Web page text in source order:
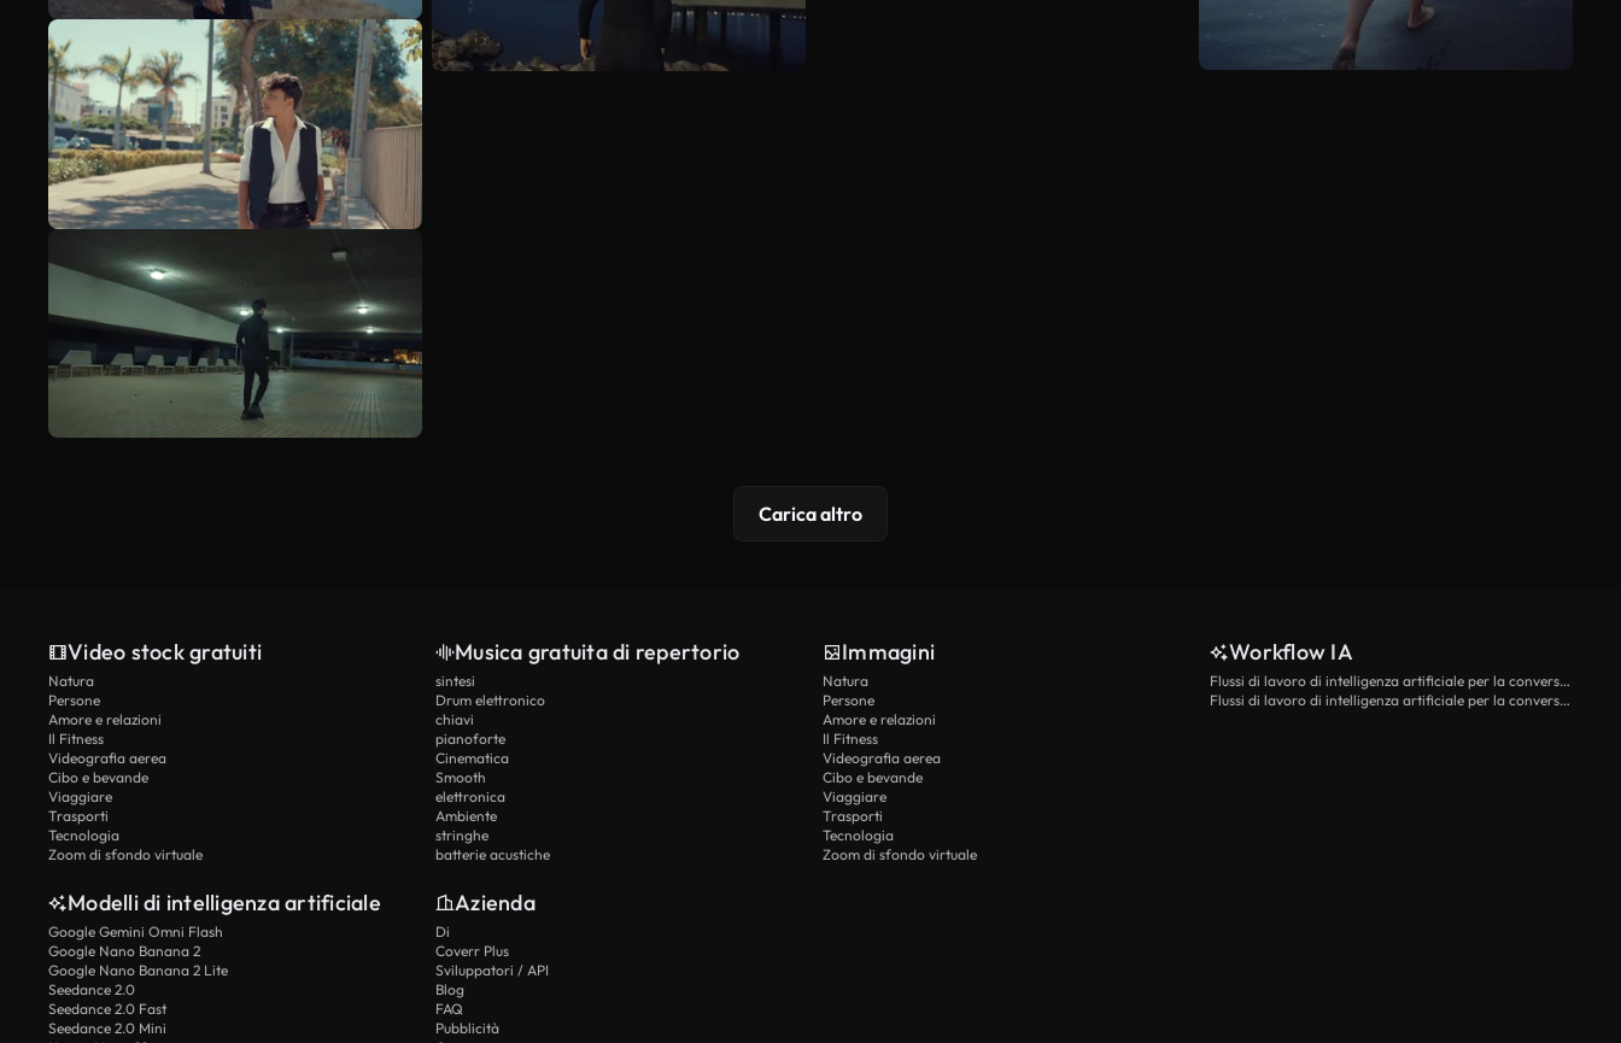
Carica altro
Video stock gratuiti
Natura
Persone
Amore e relazioni
Il Fitness
Videografia aerea
Cibo e bevande
Viaggiare
Trasporti
Tecnologia
Zoom di sfondo virtuale
Musica gratuita di repertorio
sintesi
Drum elettronico
chiavi
pianoforte
Cinematica
Smooth
elettronica
Ambiente
stringhe
batterie acustiche
Immagini
Natura
Persone
Amore e relazioni
Il Fitness
Videografia aerea
Cibo e bevande
Viaggiare
Trasporti
Tecnologia
Zoom di sfondo virtuale
Workflow IA
Flussi di lavoro di intelligenza artificiale per la conversione da testo a video
Flussi di lavoro di intelligenza artificiale per la conversione di immagini in video
Modelli di intelligenza artificiale
Google Gemini Omni Flash
Google Nano Banana 2
Google Nano Banana 2 Lite
Seedance 2.0
Seedance 2.0 Fast
Seedance 2.0 Mini
Azienda
Di
Coverr Plus
Sviluppatori / API
Blog
FAQ
Pubblicità